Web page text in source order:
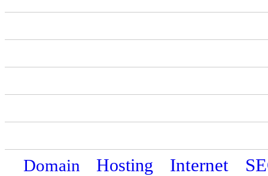
Domain Hosting Internet